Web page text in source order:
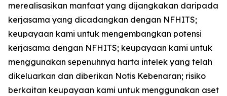
merealisasikan manfaat yang dijangkakan daripada
kerjasama yang dicadangkan dengan NFHITS;
keupayaan kami untuk mengembangkan potensi
kerjasama dengan NFHITS; keupayaan kami untuk
menggunakan sepenuhnya harta intelek yang telah
dikeluarkan dan diberikan Notis Kebenaran; risiko
berkaitan keupayaan kami untuk menggunakan aset